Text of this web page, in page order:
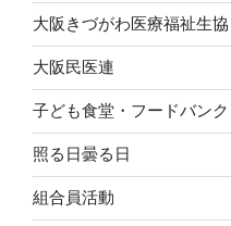
大阪きづがわ医療福祉生協
大阪民医連
子ども食堂・フードバンク
照る日曇る日
組合員活動